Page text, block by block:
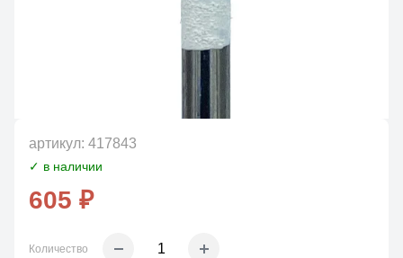
артикул: 417843
✓ в наличии
605 ₽
Количество